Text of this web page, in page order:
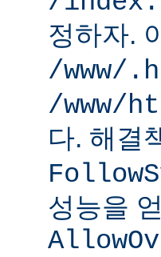
정하자.
/www/
/www/
다. 해결
성능을